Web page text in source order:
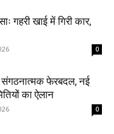
गहरी खाई में गिरी कार,
0
संगठनात्मक फेरबदल, नई
का ऐलान
0